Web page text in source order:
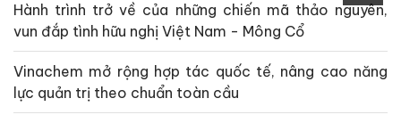
Hành trình trở về của những chiến mã thảo nguyên,
vun đắp tình hữu nghị Việt Nam - Mông Cổ
Vinachem mở rộng hợp tác quốc tế, nâng cao năng
lực quản trị theo chuẩn toàn cầu